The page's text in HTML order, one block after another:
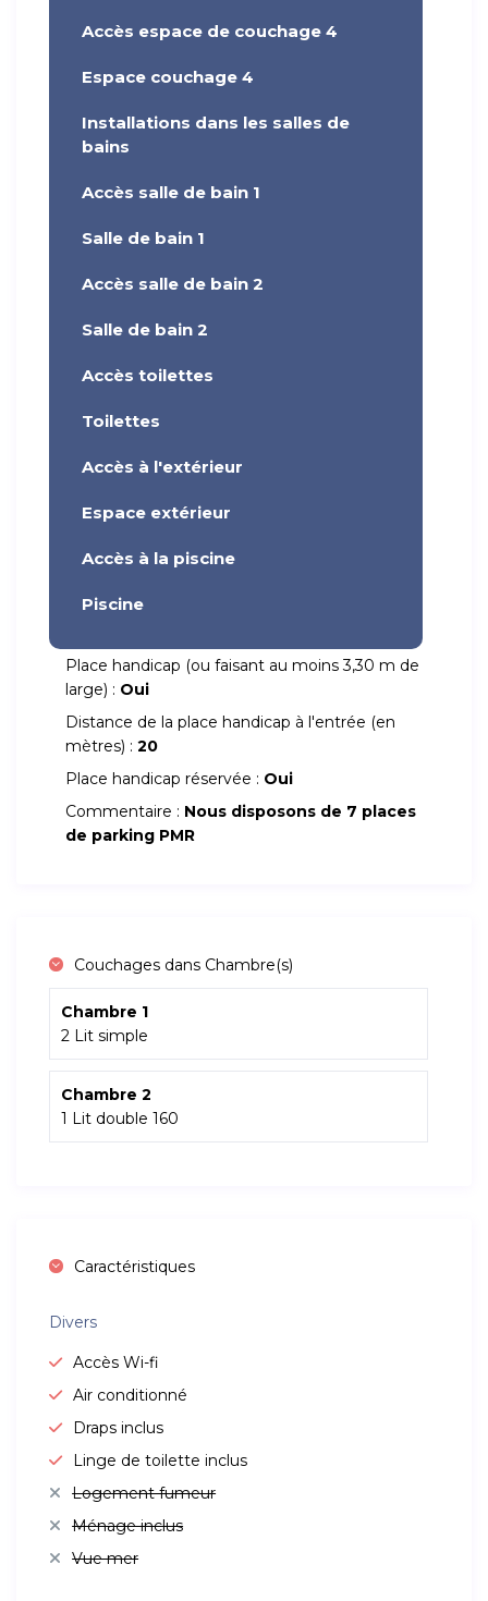
Accès espace de couchage 4
Espace couchage 4
Installations dans les salles de
bains
Accès salle de bain 1
Salle de bain 1
Accès salle de bain 2
Salle de bain 2
Accès toilettes
Toilettes
Accès à l'extérieur
Espace extérieur
Accès à la piscine
Piscine
Place handicap (ou faisant au moins 3,30 m de
large) : Oui
Distance de la place handicap à l'entrée (en
mètres) : 20
Place handicap réservée : Oui
Commentaire : Nous disposons de 7 places
de parking PMR
Couchages dans Chambre(s)
Chambre 1
2 Lit simple
Chambre 2
1 Lit double 160
Caractéristiques
Divers
Accès Wi-fi
Air conditionné
Draps inclus
Linge de toilette inclus
Logement fumeur
Ménage inclus
Vue mer